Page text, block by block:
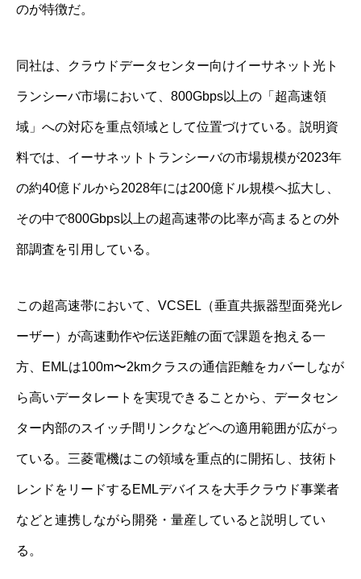
のが特徴だ。
同社は、クラウドデータセンター向けイーサネット光ト
ランシーバ市場において、800Gbps以上の「超高速領
域」への対応を重点領域として位置づけている。説明資
料では、イーサネットトランシーバの市場規模が2023年
の約40億ドルから2028年には200億ドル規模へ拡大し、
その中で800Gbps以上の超高速帯の比率が高まるとの外
部調査を引用している。
この超高速帯において、VCSEL（垂直共振器型面発光レ
ーザー）が高速動作や伝送距離の面で課題を抱える一
方、EMLは100m〜2kmクラスの通信距離をカバーしなが
ら高いデータレートを実現できることから、データセン
ター内部のスイッチ間リンクなどへの適用範囲が広がっ
ている。三菱電機はこの領域を重点的に開拓し、技術ト
レンドをリードするEMLデバイスを大手クラウド事業者
などと連携しながら開発・量産していると説明してい
る。